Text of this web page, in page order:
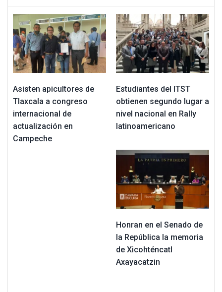
Asisten apicultores de
Tlaxcala a congreso
internacional de
actualización en
Campeche
Estudiantes del ITST
obtienen segundo lugar a
nivel nacional en Rally
latinoamericano
Honran en el Senado de
la República la memoria
de Xicohténcatl
Axayacatzin